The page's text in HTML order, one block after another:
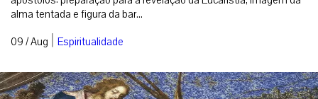
alma tentada e figura da bar...
09 / Aug | Espiritualidade